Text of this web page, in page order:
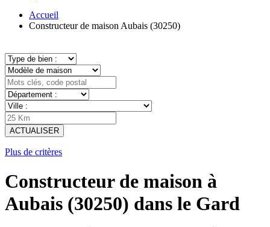
Accueil
Constructeur de maison Aubais (30250)
ACTUALISER
Plus de critères
Constructeur de maison à
Aubais (30250) dans le Gard